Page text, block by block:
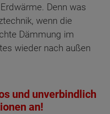
Denn was
wenn die
Dämmung im
wieder nach außen
und unverbindlich
an!